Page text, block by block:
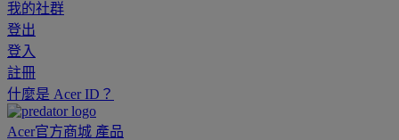
我的社群
登出
登入
註冊
什麼是 Acer ID？
Acer官方商城 產品